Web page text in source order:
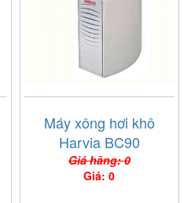
Máy xông hơi khô
Harvia BC90
Giá hãng: 0
Giá: 0